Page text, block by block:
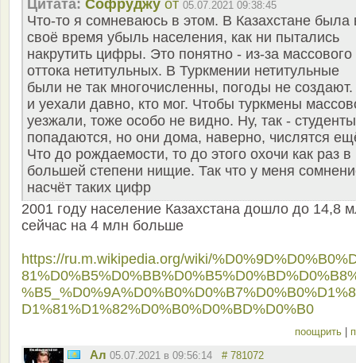
Цитата: Софруджу от 05.07.2021 09:38:45
Что-то я сомневаюсь в этом. В Казахстане была
своё время убыль населения, как ни пытались
накрутить цифры. Это понятно - из-за массового
оттока нетитульных. В Туркмении нетитульные
были не так многочисленны, погоды не
и уехали давно, кто мог. Чтобы туркмены
уезжали, тоже особо не видно. Ну, так - студенты
попадаются, но они дома, наверно, числятся
Что до рождаемости, то до этого охочи как раз в
большей степени нищие. Так что у меня
насчёт таких цифр
2001 году население Казахстана дошло до 14,8
сейчас на 4 млн больше
https://ru.m.wikipedia.org/wiki/
D1%81%D1%82%D0%B0%D0%BD%D0%B0
поощрить
Ал 05.07.2021 в 09:56:14 # 781072